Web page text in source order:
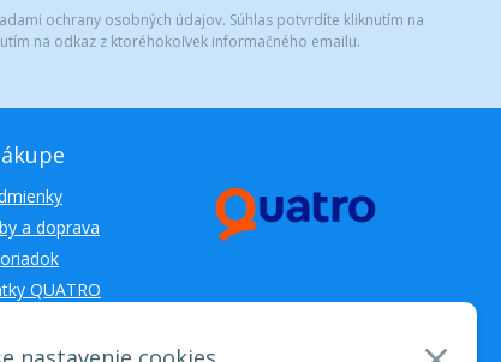
ochrany osobných údajov. Súhlas potvrdíte kliknutím na
na odkaz z ktoréhokoľvek informačného emailu.
a doprava
QUATRO